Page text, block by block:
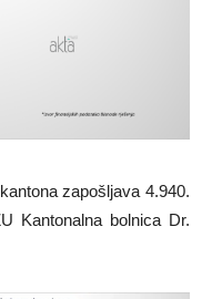
zapošljava 4.940.
Kantonalna bolnica Dr.